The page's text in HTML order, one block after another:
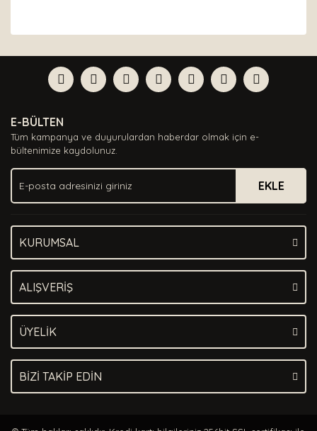
Yorum Yaz
formunu kullanarak tarafımıza iletebilirsiniz.
Görüş ve önerileriniz için teşekkür ederiz.
Ürün açıklamasında eksik bilgiler bulunuyor.
Ürün bilgilerinde hatalar bulunuyor.
Ürün fiyatı diğer sitelerden daha pahalı.
Bu ürüne benzer farklı alternatifler olmalı.
E-BÜLTEN
Tüm kampanya ve duyurulardan haberdar olmak için e-
bültenimize kaydolunuz.
EKLE
KURUMSAL
ALIŞVERİŞ
ÜYELİK
BİZİ TAKİP EDİN